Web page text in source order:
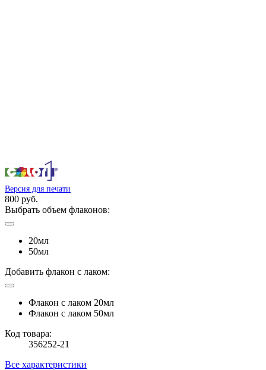
Версия для печати
800 руб.
Выбрать объем флаконов:
20мл
50мл
Добавить флакон с лаком:
Флакон с лаком 20мл
Флакон с лаком 50мл
Код товара:
356252-21
Все характеристики